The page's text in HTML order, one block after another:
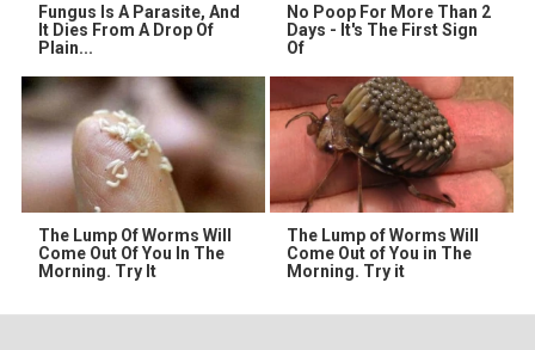
Fungus Is A Parasite, And
It Dies From A Drop Of
Plain...
No Poop For More Than 2
Days - It's The First Sign
Of
The Lump Of Worms Will
Come Out Of You In The
Morning. Try It
The Lump of Worms Will
Come Out of You in The
Morning. Try it